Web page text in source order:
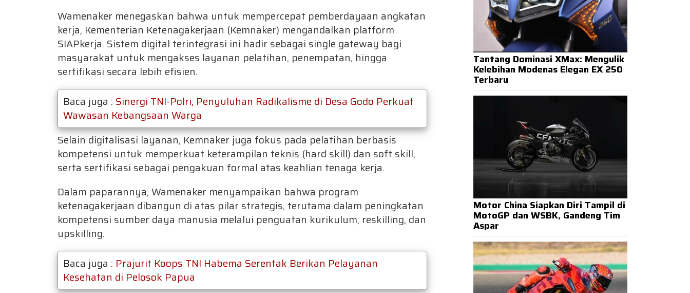
Wamenaker menegaskan bahwa untuk mempercepat pemberdayaan angkatan
kerja, Kementerian Ketenagakerjaan (Kemnaker) mengandalkan platform
SIAPkerja. Sistem digital terintegrasi ini hadir sebagai single gateway bagi
masyarakat untuk mengakses layanan pelatihan, penempatan, hingga
sertifikasi secara lebih efisien.
Baca juga : Sinergi TNI-Polri, Penyuluhan Radikalisme di Desa Godo Perkuat
Wawasan Kebangsaan Warga
Selain digitalisasi layanan, Kemnaker juga fokus pada pelatihan berbasis
kompetensi untuk memperkuat keterampilan teknis (hard skill) dan soft skill,
serta sertifikasi sebagai pengakuan formal atas keahlian tenaga kerja.
Dalam paparannya, Wamenaker menyampaikan bahwa program
ketenagakerjaan dibangun di atas pilar strategis, terutama dalam peningkatan
kompetensi sumber daya manusia melalui penguatan kurikulum, reskilling, dan
upskilling.
Baca juga : Prajurit Koops TNI Habema Serentak Berikan Pelayanan
Kesehatan di Pelosok Papua
Tantang Dominasi XMax: Mengulik
Kelebihan Modenas Elegan EX 250
Terbaru
Motor China Siapkan Diri Tampil di
MotoGP dan WSBK, Gandeng Tim
Aspar